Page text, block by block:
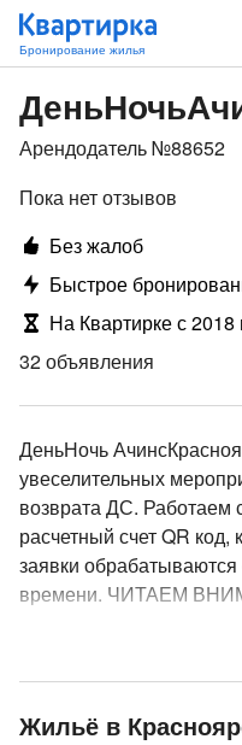
Арендодатель №88652
Пока нет отзывов
Без жалоб
Быстрое
На Квартирке с 2018
32 объявления
ДеньНочь
увеселительных
возврата ДС. Работаем
расчетный счет QR
заявки
времени. ЧИТАЕМ
от Flatsharing ,пройти
этого Вам придет код
Жильё в